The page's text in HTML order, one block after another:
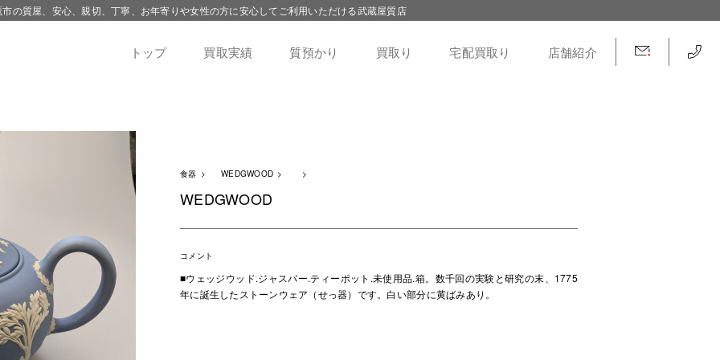
の質屋、安心、親切、丁寧、お年寄りや女性の方に安心してご利用いただける武蔵屋質店
トップ 買取実績 質預かり 買取り 宅配買取り 店舗紹介
食器 WEDGWOOD
WEDGWOOD
コメント
■ウェッジウッド.ジャスパー.ティーポット.未使用品.箱。数千回の実験と研究の末、1775
年に誕生したストーンウェア（せっ器）です。白い部分に黄ばみあり。